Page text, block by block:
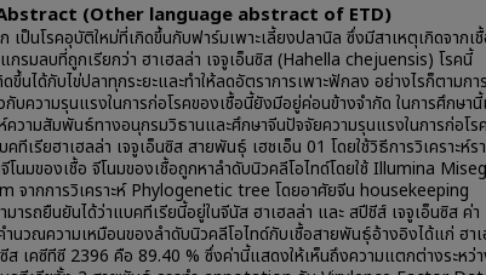
(Other language abstract of ETD)
เป็นโรคอุบัติใหม่ที่เกิดขึ้นกับฟาร์มเพาะเลี้ยงปลานิล ซึ่งมีสาเหตุเกิดจากเ
กรมลบที่ถูกเรียกว่า ฮาเฮลล่า เจจูเอ็นซิส (Hahella chejuensis) โรคนี้
ดขึ้นได้กับไข่ปลาทุกระยะและทำให้ลดอัตราการเพาะฟักลง อย่างไรก็ตามการ
กับความรุนแรงในการก่อโรคของเชื้อนี้ยังมีอยู่ค่อนข้างจำกัด ในการศึกษานี้
ห์ความสัมพันธ์ทางอนุกรมวิธานและศึกษาจีนปัจจัยความรุนแรงในการก่อโรค
ทีเรียฮาเฮลล่า เจจูเอ็นซิส สายพันธุ์ เฮชเอ็น 01 โดยใช้วิธีการวิเคราะห์ร
จีโนมของเชื้อ จีโนมของเชื้อถูกหาลำดับนิวคลีโอไทด์โดยใช้ Illumina Miseg
จากการวิเคราะห์ Phylogenetic tree โดยอาศัยจีน housekeeping
มารถยืนยันได้ว่าแบคทีเรียนี้อยู่ในจีนัส ฮาเฮลล่า และ สปีชีส์ เจจูเอ็นซิส ค่า
ำนวณความเหมือนของลำดับนิวคลีโอไทด์กับเชื้อสายพันธุ์อ้างอิงได้แก่ ฮา
ส เคซีทีซี 2396 คือ 89.40 % ซึ่งค่านี้แสดงให้เห็นถึงความแตกต่างระหว่